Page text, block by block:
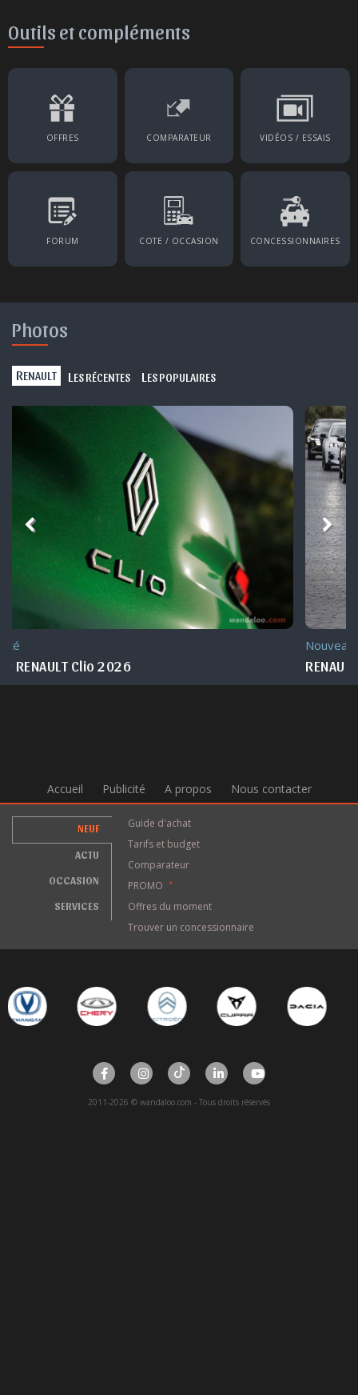
Outils et compléments
OFFRES COMPARATEUR VIDÉOS / ESSAIS
FORUM COTE / OCCASION CONCESSIONNAIRES
Photos
RENAULT L ES RÉCENTES L ES POPULAIRES
Nouveauté Maroc
RENAULT 5 E-Tech 2025 Maroc
Accueil Publicité A propos Nous contacter
NEUF
ACTU
OCCASION
SERVICES
Guide d'achat
Tarifs et budget
Comparateur
PROMO
*
Offres du moment
Trouver un concessionnaire
2011-2026 © wandaloo.com - Tous droits réservés